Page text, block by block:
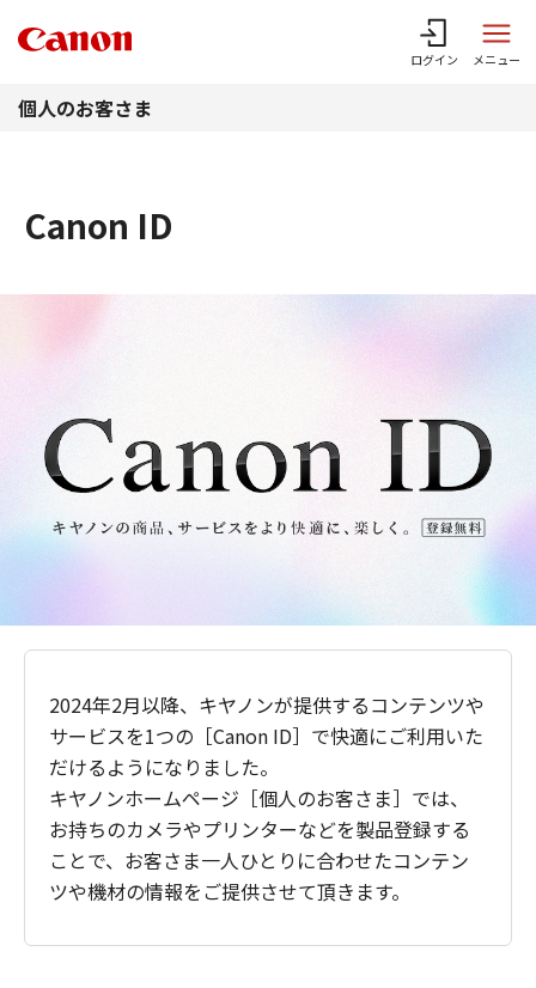
ログイン メニュー
個人のお客さま
Canon ID
2024年2月以降、キヤノンが提供するコンテンツや
サービスを1つの［Canon ID］で快適にご利用いた
だけるようになりました。
キヤノンホームページ［個人のお客さま］では、
お持ちのカメラやプリンターなどを製品登録する
ことで、お客さま一人ひとりに合わせたコンテン
ツや機材の情報をご提供させて頂きます。